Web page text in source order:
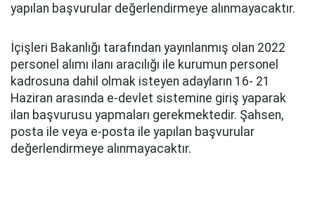
yapılan başvurular değerlendirmeye alınmayacaktır.
İçişleri Bakanlığı tarafından yayınlanmış olan 2022
personel alımı ilanı aracılığı ile kurumun personel
kadrosuna dahil olmak isteyen adayların 16- 21
Haziran arasında e-devlet sistemine giriş yaparak
ilan başvurusu yapmaları gerekmektedir. Şahsen,
posta ile veya e-posta ile yapılan başvurular
değerlendirmeye alınmayacaktır.